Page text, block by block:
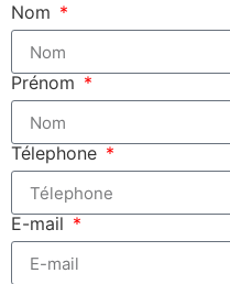
Nom
Prénom
Télephone
E-mail